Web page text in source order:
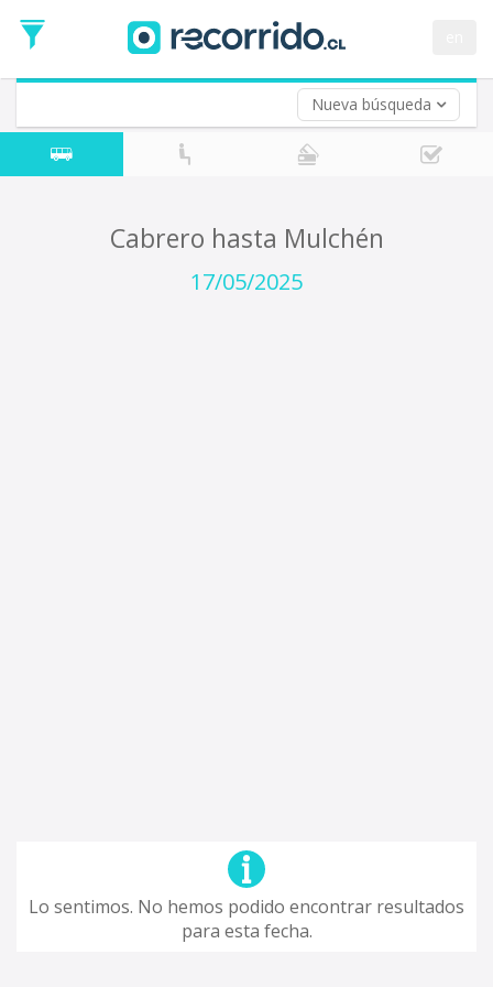
Nueva búsqueda
de
Ida
Vuelta (opcional)
Fecha
de
Cabrero hasta Mulchén
17/05/2025
Lo sentimos. No hemos podido encontrar resultados
para esta fecha.